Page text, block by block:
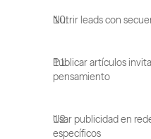
Nutrir leads con
Publicar artículos
pensamiento
Usar publicidad en
específicos